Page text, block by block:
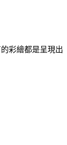
彩繪都是呈現出